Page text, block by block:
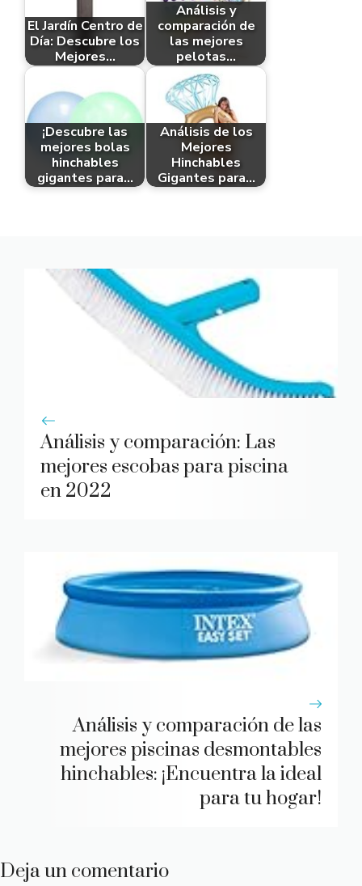
El Jardín Centro de
Día: Descubre los
Mejores…
Análisis y
comparación de
las mejores
pelotas…
¡Descubre las
mejores bolas
hinchables
gigantes para…
Análisis de los
Mejores
Hinchables
Gigantes para…
Análisis y comparación: Las
mejores escobas para piscina
en 2022
Análisis y comparación de las
mejores piscinas desmontables
hinchables: ¡Encuentra la ideal
para tu hogar!
Deja un comentario